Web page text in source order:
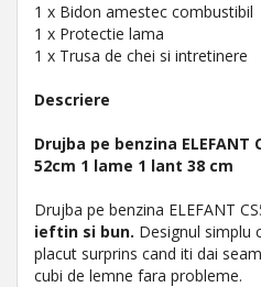
1 x Bidon amestec combustibil
1 x Protectie lama
1 x Trusa de chei si intretinere
Descriere
Drujba pe benzina ELEFANT
52cm 1 lame 1 lant 38 cm
Drujba pe benzina ELEFANT
ieftin si bun. Designul simplu
placut surprins cand iti dai
cubi de lemne fara probleme.